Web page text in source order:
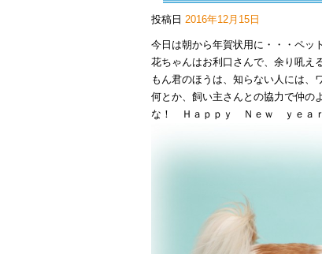
投稿日 2016年12月15日
今日は朝から年賀状用に・・・ペッ
花ちゃんはお利口さんで、余り吼え
もん君のほうは、知らない人には、
何とか、飼い主さんとの協力で仲
な！ Ｈａｐｐｙ Ｎｅｗ ｙｅ